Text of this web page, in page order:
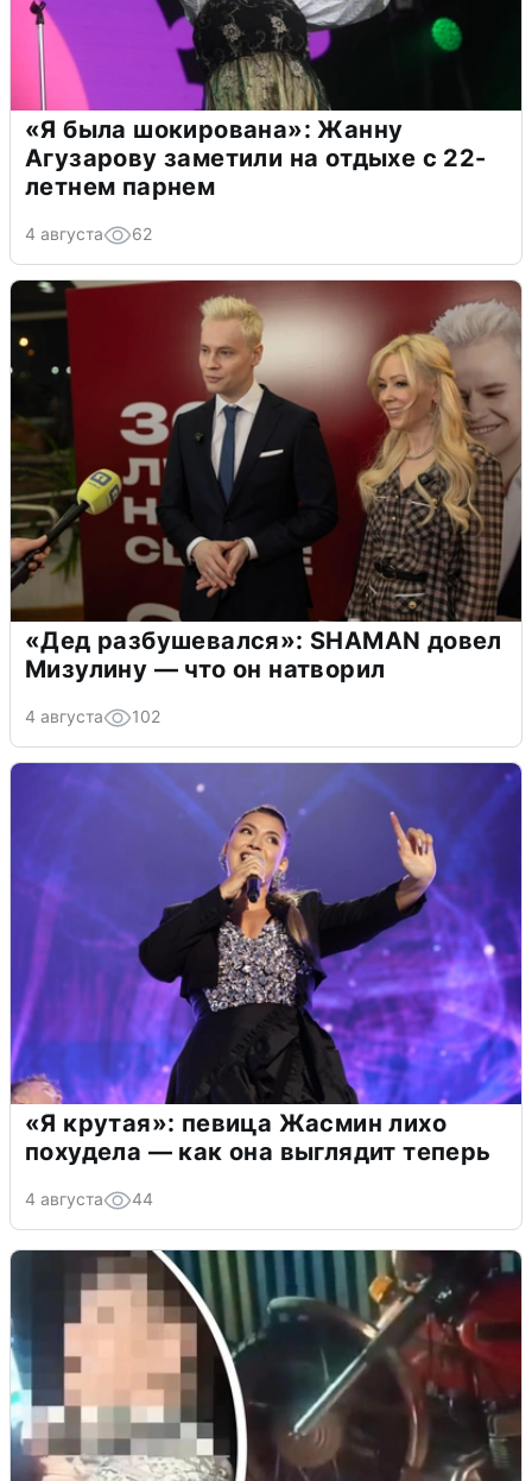
«Я была шокирована»: Жанну
Агузарову заметили на отдыхе с 22-
летнем парнем
4 августа 62
«Дед разбушевался»: SHAMAN довел
Мизулину — что он натворил
4 августа 102
«Я крутая»: певица Жасмин лихо
похудела — как она выглядит теперь
4 августа 44